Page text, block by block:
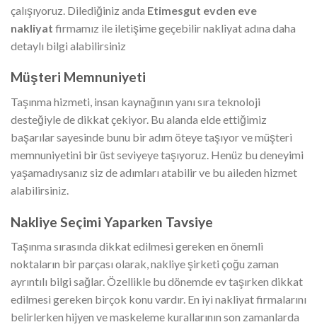
çalışıyoruz. Dilediğiniz anda Etimesgut evden eve
nakliyat firmamız ile iletişime geçebilir nakliyat adına daha
detaylı bilgi alabilirsiniz
Müşteri Memnuniyeti
Taşınma hizmeti, insan kaynağının yanı sıra teknoloji
desteğiyle de dikkat çekiyor. Bu alanda elde ettiğimiz
başarılar sayesinde bunu bir adım öteye taşıyor ve müşteri
memnuniyetini bir üst seviyeye taşıyoruz. Henüz bu deneyimi
yaşamadıysanız siz de adımları atabilir ve bu aileden hizmet
alabilirsiniz.
Nakliye Seçimi Yaparken Tavsiye
Taşınma sırasında dikkat edilmesi gereken en önemli
noktaların bir parçası olarak, nakliye şirketi çoğu zaman
ayrıntılı bilgi sağlar. Özellikle bu dönemde ev taşırken dikkat
edilmesi gereken birçok konu vardır. En iyi nakliyat firmalarını
belirlerken hijyen ve maskeleme kurallarının son zamanlarda